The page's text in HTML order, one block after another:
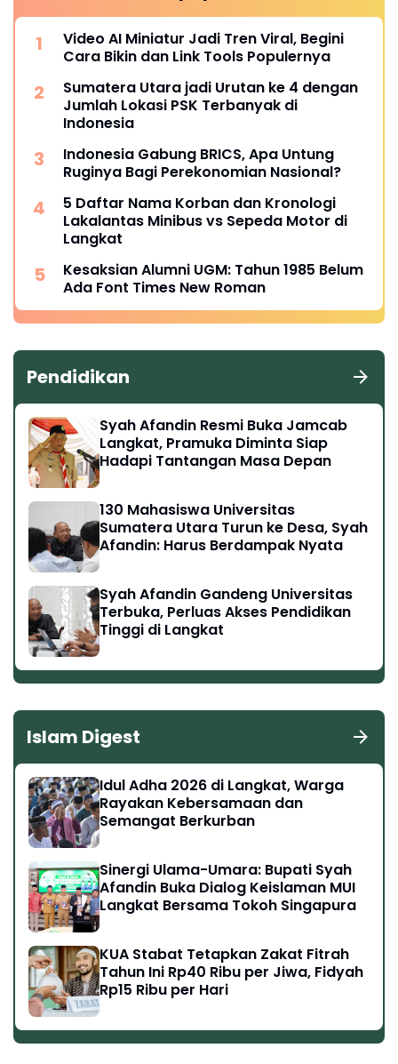
Video AI Miniatur Jadi Tren Viral, Begini
Cara Bikin dan Link Tools Populernya
Sumatera Utara jadi Urutan ke 4 dengan
Jumlah Lokasi PSK Terbanyak di
Indonesia
Indonesia Gabung BRICS, Apa Untung
Ruginya Bagi Perekonomian Nasional?
5 Daftar Nama Korban dan Kronologi
Lakalantas Minibus vs Sepeda Motor di
Langkat
Kesaksian Alumni UGM: Tahun 1985 Belum
Ada Font Times New Roman
Pendidikan
Syah Afandin Resmi Buka Jamcab
Langkat, Pramuka Diminta Siap
Hadapi Tantangan Masa Depan
130 Mahasiswa Universitas
Sumatera Utara Turun ke Desa, Syah
Afandin: Harus Berdampak Nyata
Syah Afandin Gandeng Universitas
Terbuka, Perluas Akses Pendidikan
Tinggi di Langkat
Islam Digest
Idul Adha 2026 di Langkat, Warga
Rayakan Kebersamaan dan
Semangat Berkurban
Sinergi Ulama-Umara: Bupati Syah
Afandin Buka Dialog Keislaman MUI
Langkat Bersama Tokoh Singapura
KUA Stabat Tetapkan Zakat Fitrah
Tahun Ini Rp40 Ribu per Jiwa, Fidyah
Rp15 Ribu per Hari